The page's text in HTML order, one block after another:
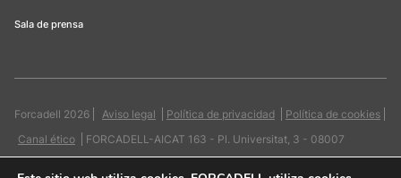
Sala de prensa
Forcadell 2026 Aviso legal Política de privacidad
Política de cookies
Canal ético
FORCADELL-AICAT 163 - Pl. Universitat, 3 - 08007